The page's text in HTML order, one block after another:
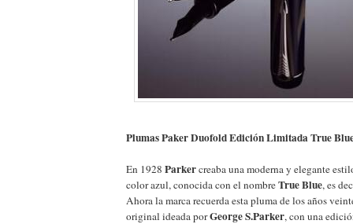
Plumas Paker Duofold Edición Limitada True
En 1928 Parkercreaba una moderna y elegante
color azul, conocida con el nombreTrue Blue, es
Ahora la marca recuerda esta pluma de los años
original ideada porGeorge S.Parker, con una